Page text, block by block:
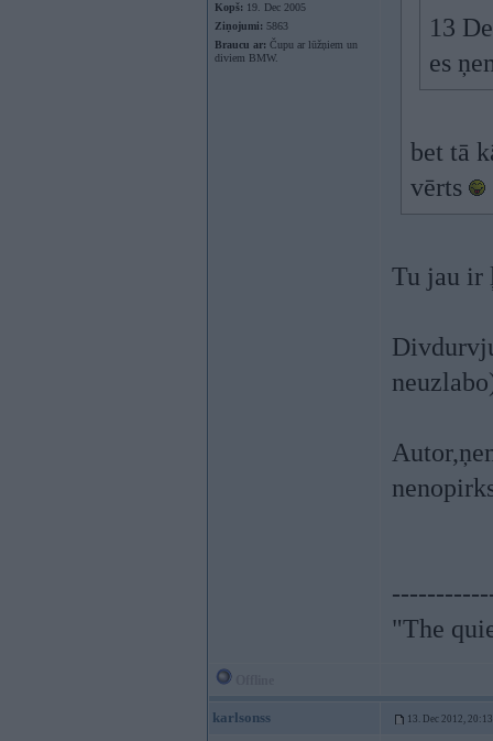
Kopš: 19. Dec 2005
Ziņojumi: 5863
Braucu ar: Čupu ar lūžņiem un
diviem BMW.
13
es
bet tā
vērts
Tu jau ir
"The
karlsonss 13. Dec 2012, 20:13